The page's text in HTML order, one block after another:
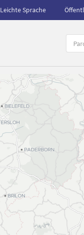
Leichte Sprache